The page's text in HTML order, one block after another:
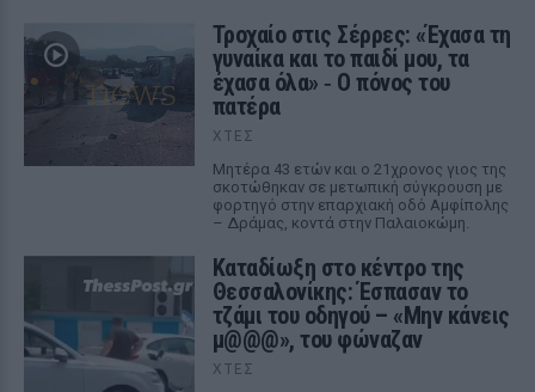
Τροχαίο στις Σέρρες: «Έχασα τη
γυναίκα και το παιδί μου, τα
έχασα όλα» ‑ Ο πόνος του
πατέρα
ΧΤΕΣ
Μητέρα 43 ετών και ο 21χρονος γιος της
σκοτώθηκαν σε μετωπική σύγκρουση με
φορτηγό στην επαρχιακή οδό Αμφίπολης
– Δράμας, κοντά στην Παλαιοκώμη.
Καταδίωξη στο κέντρο της
Θεσσαλονίκης: Έσπασαν το
τζάμι του οδηγού – «Μην κάνεις
μ@@@», του φώναζαν
ΧΤΕΣ